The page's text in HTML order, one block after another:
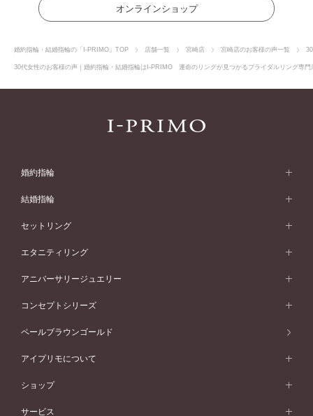
オンラインショップ
婚約指輪・結婚指輪の「I-PRIMO」TOP 店舗一覧 宮崎店 宮崎店のお客様の声一覧
30代女性のお客様の声｜婚約指輪・結婚指輪はI-PRIMO 運命のリングが見つかるブライダルリング専
婚約指輪
婚約指輪 (エンゲージリング)
婚約指輪一覧
ピンクゴールド
ペールブラウンゴールド
ウェーブライン
V字ライン
ワンサイドメレ
ダブルサイドメレ
シンプル
フェミニン
モード
50万円台～
40万円台～
30万円台～
婚約指輪 人気ランキング
結婚指輪
結婚指輪 (マリッジリング)
結婚指輪一覧
ピンクゴールド
ペールブラウンゴールド
ウェーブライン
V字ライン
ワンメレ
セベラルメレ
シンプル
フェミニン
モード
50万円～
40万円～50万円
セットリング
セットリング
セットリング一覧
ピンクゴールド
ペールブラウンゴールド
エタニティリング
エタニティリング
エタニティリング一覧
ピンクゴールド
ペールブラウンゴールド
アニバーサリージュエリー
アニバーサリージュエリー
アニバーサリージュエリー一覧
ファッションリング
ブレスレット
コンセプトシリーズ
コンセプトシリーズ
オリジンビリーフ
ペールブラウンゴールド
アイプリモについて
アイプリモについて
パーソナルハンド診断
ショップ
店舗一覧
サービス